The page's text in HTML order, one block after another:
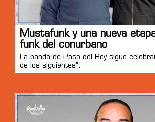
Mustafunk y una nueva
funk del conurbano
La banda de Paso del Rey sigue
de los siguientes".